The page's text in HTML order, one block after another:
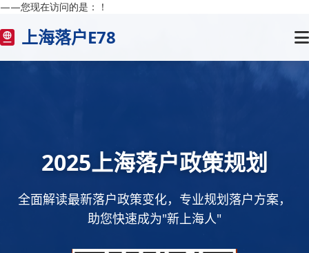
——您现在访问的是： ！